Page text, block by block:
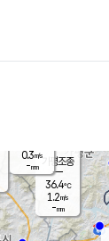
가평조종
36.4℃
1.2m/s
-mm
0.3m/s
-mm